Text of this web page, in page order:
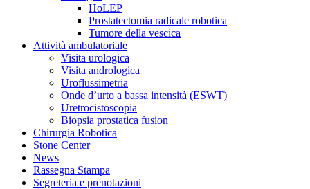
HoLEP
Prostatectomia radicale robotica
Tumore della vescica
Attività ambulatoriale
Visita urologica
Visita andrologica
Uroflussimetria
Onde d’urto a bassa intensità (ESWT)
Uretrocistoscopia
Biopsia prostatica fusion
Chirurgia Robotica
Stone Center
News
Rassegna Stampa
Segreteria e prenotazioni